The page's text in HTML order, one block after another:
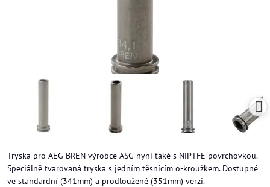
Tryska pro AEG BREN výrobce ASG nyní také s NiPTFE povrchovkou.
Speciálně tvarovaná tryska s jedním těsnícím o-kroužkem. Dostupné
ve standardní (341mm) a prodloužené (351mm) verzi.